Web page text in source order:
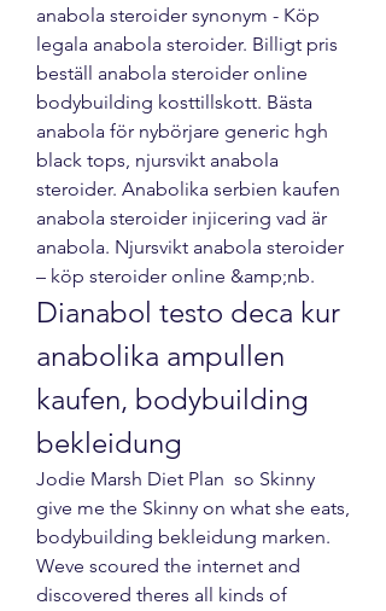
anabola steroider synonym - Köp
legala anabola steroider. Billigt pris
beställ anabola steroider online
bodybuilding kosttillskott. Bästa
anabola för nybörjare generic hgh
black tops, njursvikt anabola
steroider. Anabolika serbien kaufen
anabola steroider injicering vad är
anabola. Njursvikt anabola steroider
– köp steroider online &amp;nb.
Dianabol testo deca kur
anabolika ampullen
kaufen, bodybuilding
bekleidung
Jodie Marsh Diet Plan  so Skinny
give me the Skinny on what she eats,
bodybuilding bekleidung marken.
Weve scoured the internet and
discovered theres all kinds of